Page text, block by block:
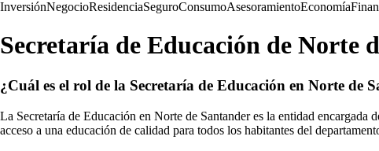
InversiónNegocioResidenciaSeguroConsumoAsesoramientoEconomía
Secretaría de Educación de Norte
¿Cuál es el rol de la Secretaría de Educación en Norte de
La Secretaría de Educación en Norte de Santander es la entidad
acceso a una educación de calidad para todos los habitantes del